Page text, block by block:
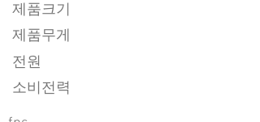
제품크기
제품무게
전원
소비전력